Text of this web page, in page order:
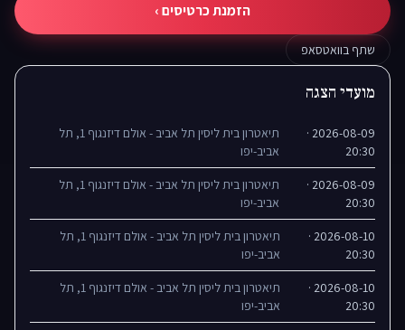
הזמנת כרטיסים ›
שתף בוואטסאפ
מועדי הצגה
2026-08-09 ·
20:30
תיאטרון בית ליסין תל אביב - אולם דיזנגוף 1, תל
אביב-יפו
2026-08-09 ·
20:30
תיאטרון בית ליסין תל אביב - אולם דיזנגוף 1, תל
אביב-יפו
2026-08-10 ·
20:30
תיאטרון בית ליסין תל אביב - אולם דיזנגוף 1, תל
אביב-יפו
2026-08-10 ·
20:30
תיאטרון בית ליסין תל אביב - אולם דיזנגוף 1, תל
אביב-יפו